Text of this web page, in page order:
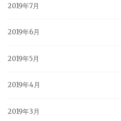
2019年7月
2019年6月
2019年5月
2019年4月
2019年3月